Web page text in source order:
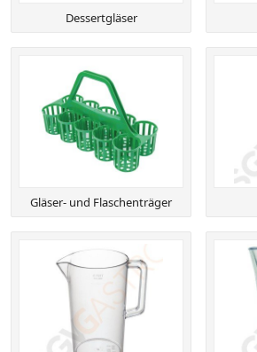
Dessertgläser
Gläser- und Flaschenträger